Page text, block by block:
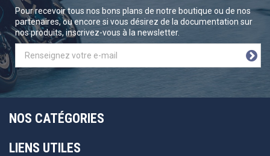
Pour recevoir tous nos bons plans de notre boutique ou de nos
partenaires, ou encore si vous désirez de la documentation sur
nos produits, inscrivez-vous à la newsletter.
NOS CATÉGORIES
LIENS UTILES